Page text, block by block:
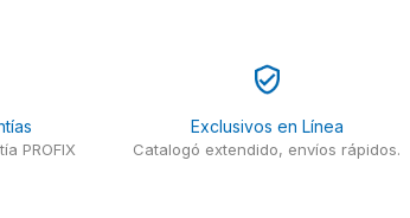
PROFIX
Exclusivos en Línea
Catalogó extendido, envíos rápidos.